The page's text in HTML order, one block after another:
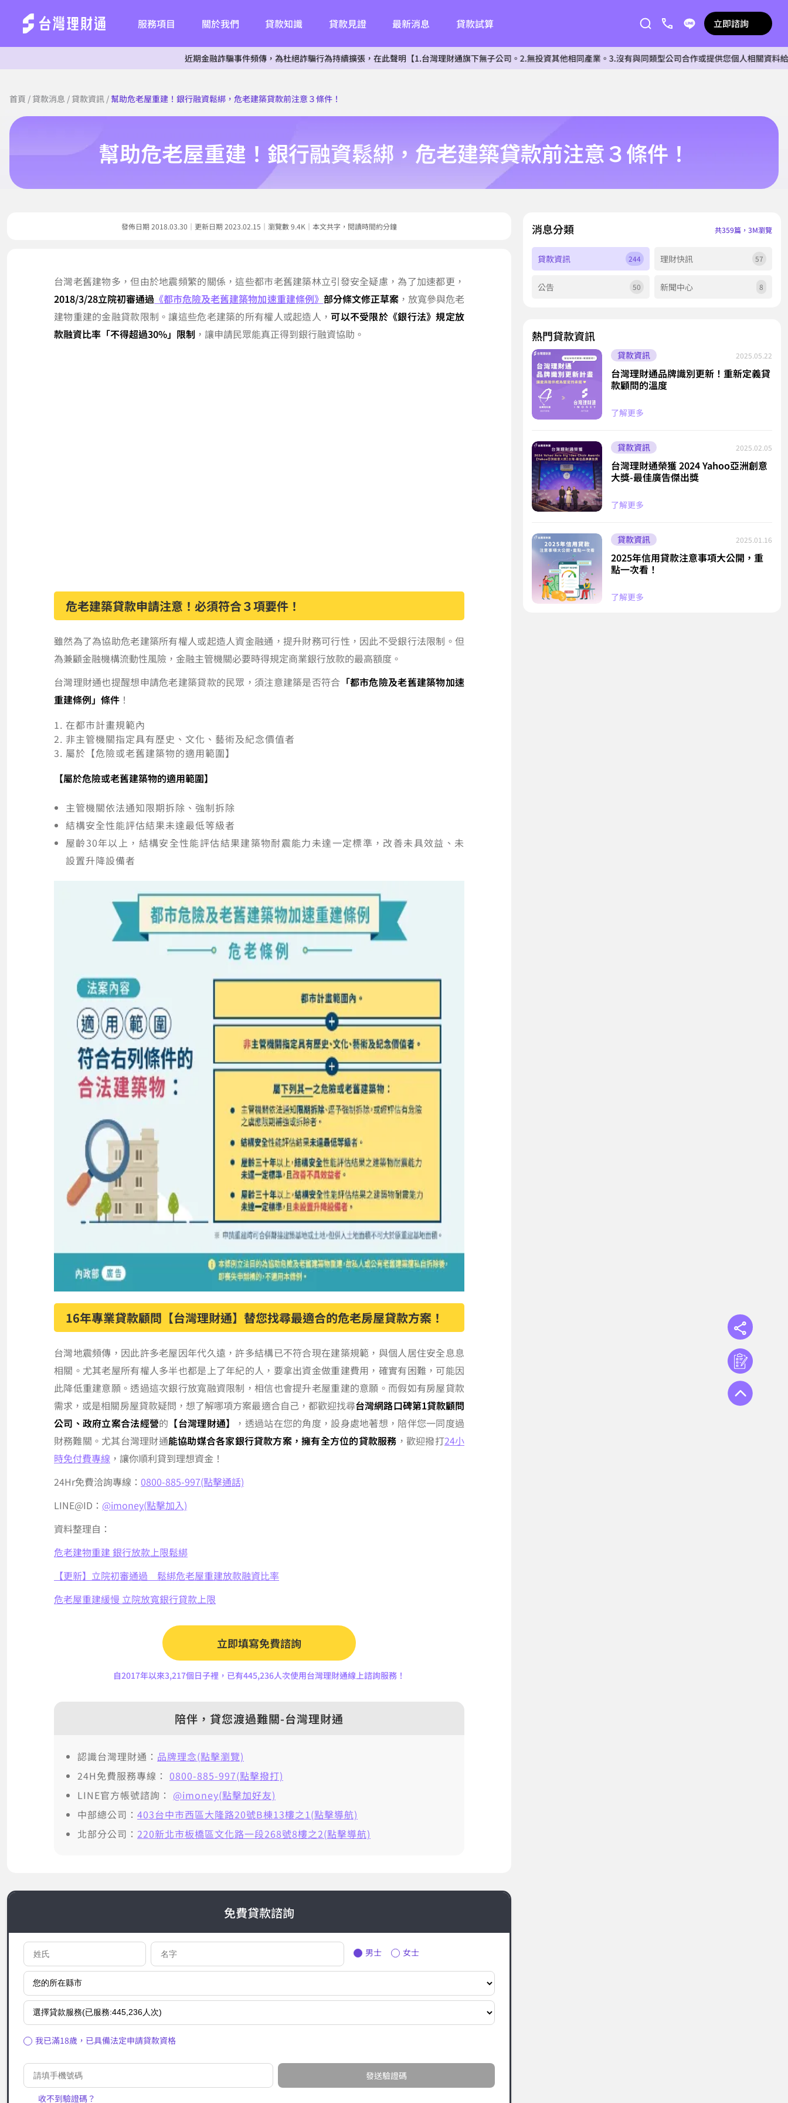
服務項目 關於我們 貸款知識 貸款見證 最新消息 貸款試算 立即諮詢
近期金融詐騙事件頻傳，為杜絕詐騙行為持續擴張，在此聲明【1.台灣理財通旗下無子公司。2.無投資其他相同產業。3.沒有與同類型公司合作或提供您個人相關資料給任何單
首頁 / 貸款消息 / 貸款資訊 /幫助危老屋重建！銀行融資鬆綁，危老建築貸款前注意３條件！
幫助危老屋重建！銀行融資鬆綁，危老建築貸款前注意３條件！
發佈日期 2018.03.30｜更新日期 2023.02.15｜瀏覽數 9.4K｜本文共字，閱讀時間約分鐘
台灣老舊建物多，但由於地震頻繁的關係，這些都市老舊建築林立引發安全疑慮，為了加速都更，
2018/3/28立院初審通過 《都市危險及老舊建築物加速重建條例》 部分條文修正草案，放寬參與危老
建物重建的金融貸款限制。讓這些危老建築的所有權人或起造人，可以不受限於《銀行法》規定放
款融資比率「不得超過30%」限制 ，讓申請民眾能真正得到銀行融資協助。
危老建築貸款申請注意！必須符合３項要件！
雖然為了為協助危老建築所有權人或起造人資金融通，提升財務可行性，因此不受銀行法限制。但
為兼顧金融機構流動性風險，金融主管機關必要時得規定商業銀行放款的最高額度。
台灣理財通也提醒想申請危老建築貸款的民眾，須注意建築是否符合 「都市危險及老舊建築物加速
重建條例」條件 ！
在都市計畫規範內
非主管機關指定具有歷史、文化、藝術及紀念價值者
屬於【危險或老舊建築物的適用範圍】
【屬於危險或老舊建築物的適用範圍】
主管機關依法通知限期拆除、強制拆除
結構安全性能評估結果未達最低等級者
屋齡30年以上，結構安全性能評估結果建築物耐震能力未達一定標準，改善未具效益、未
設置升降設備者
16年專業貸款顧問【台灣理財通】替您找尋最適合的危老房屋貸款方案！
台灣地震頻傳，因此許多老屋因年代久遠，許多結構已不符合現在建築規範，與個人居住安全息息
相關。尤其老屋所有權人多半也都是上了年紀的人，要拿出資金做重建費用，確實有困難，可能因
此降低重建意願。透過這次銀行放寬融資限制，相信也會提升老屋重建的意願。而假如有房屋貸款
需求，或是相關房屋貸款疑問，想了解哪項方案最適合自己，都歡迎找尋台灣網路口碑第1貸款顧問
公司、政府立案合法經營的 【台灣理財通】
，透過站在您的角度，設身處地著想，陪伴您一同度過
財務難關。尤其台灣理財通能協助媒合各家銀行貸款方案，擁有全方位的貸款服務 ，歡迎撥打24小
時免付費專線 ，讓你順利貸到理想資金！
24Hr免費洽詢專線：0800-885-997(點擊通話)
LINE@ID： @imoney(點擊加入)
資料整理自：
危老建物重建 銀行放款上限鬆綁
【更新】立院初審通過 鬆綁危老屋重建放款融資比率
危老屋重建緩慢 立院放寬銀行貸款上限
立即填寫免費諮詢
自2017年以來3,217個日子裡，已有445,236人次使用台灣理財通線上諮詢服務！
陪伴，貸您渡過難關-台灣理財通
認識台灣理財通： 品牌理念(點擊瀏覽)
24H免費服務專線：0800-885-997(點擊撥打)
LINE官方帳號諮詢： @imoney(點擊加好友)
中部總公司：403台中市西區大隆路20號B棟13樓之1(點擊導航)
北部分公司： 220新北市板橋區文化路一段268號8樓之2(點擊導航)
免費貸款諮詢
男士 女士
我已滿18歲，已具備法定申請貸款資格
發送驗證碼
收不到驗證碼？
消息分類 共359篇，3M瀏覽
貸款資訊 244 理財快訊 57
公告 50 新聞中心 8
熱門貸款資訊
貸款資訊 2025.05.22
台灣理財通品牌識別更新！重新定義貸
款顧問的溫度
了解更多
貸款資訊 2025.02.05
台灣理財通榮獲 2024 Yahoo亞洲創意
大獎-最佳廣告傑出獎
了解更多
貸款資訊 2025.01.16
2025年信用貸款注意事項大公開，重
點一次看！
了解更多